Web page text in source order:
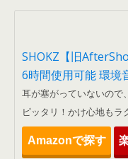
SHOKZ【旧
6時間使用可能 環境
耳が塞がっていないので
ピッタリ！かけ心地もラ
Amazonで探す